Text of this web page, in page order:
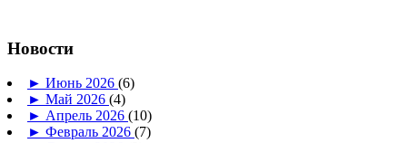
Новости
► Июнь 2026 (6)
► Май 2026 (4)
► Апрель 2026 (10)
► Февраль 2026 (7)